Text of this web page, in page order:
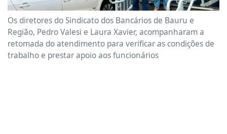
Os diretores do Sindicato dos Bancários de Bauru e
Região, Pedro Valesi e Laura Xavier, acompanharam a
retomada do atendimento para verificar as condições de
trabalho e prestar apoio aos funcionários